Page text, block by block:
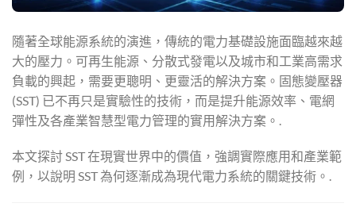
隨著全球能源系統的演進，傳統的電力基礎設施面臨越來越
大的壓力。可再生能源、分散式發電以及城市和工業高需求
負載的興起，需要更聰明、更靈活的解決方案。固態變壓器
(SST) 已不再只是實驗性的技術，而是提升能源效率、電網
彈性及各產業智慧型電力管理的實用解決方案。.
本文探討 SST 在現實世界中的價值，強調實際應用和產業範
例，以說明 SST 為何逐漸成為現代電力系統的關鍵技術。.